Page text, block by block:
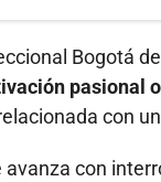
Bogotá
pasional
con
con